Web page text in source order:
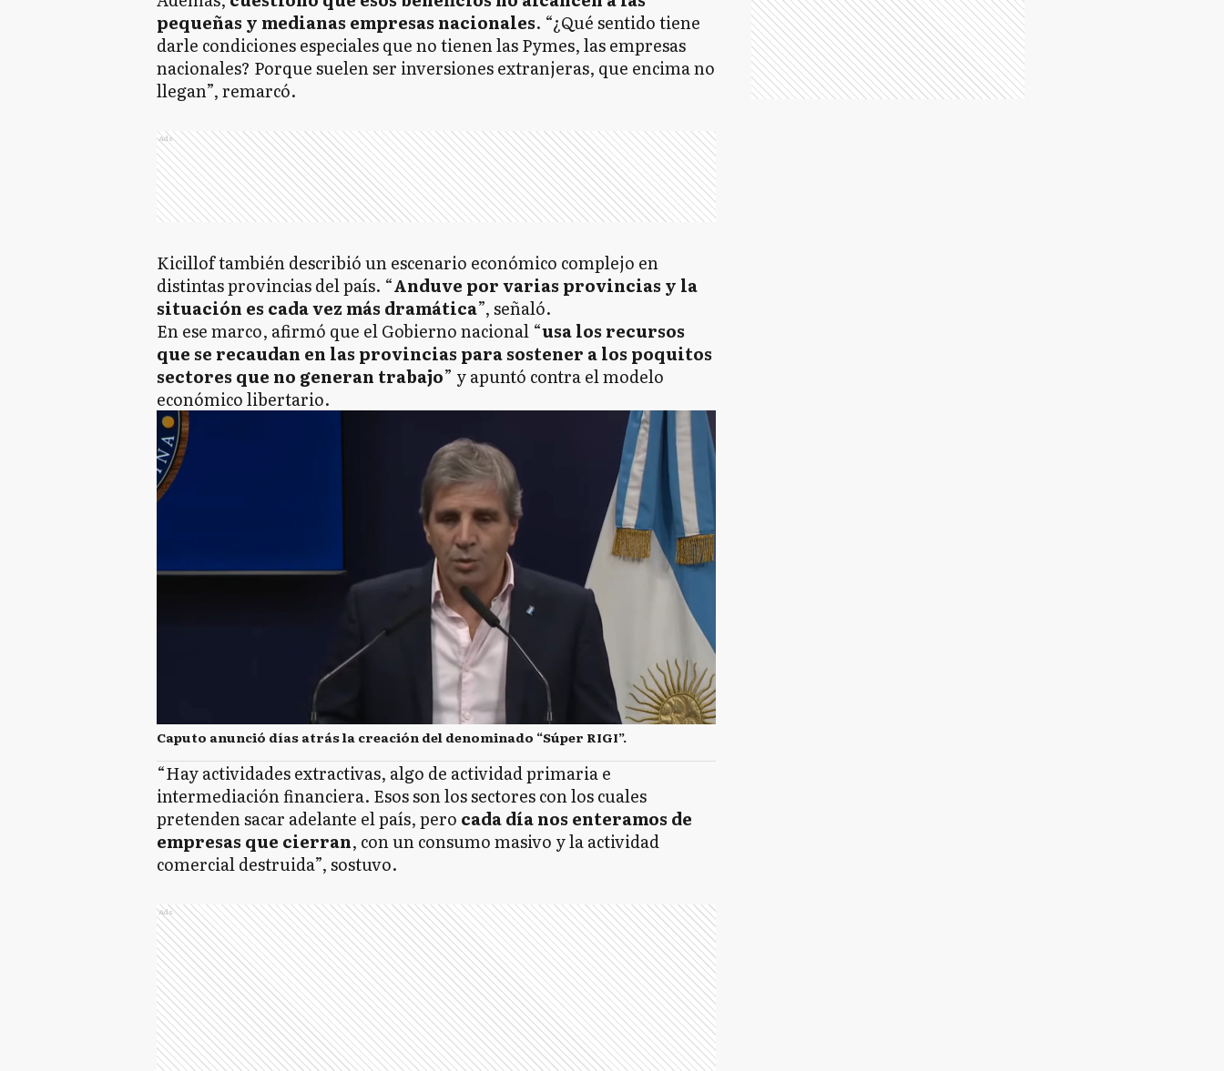
pequeñas y medianas empresas nacionales. “¿Qué sentido tiene
darle condiciones especiales que no tienen las Pymes, las empresas
nacionales? Porque suelen ser inversiones extranjeras, que encima no
llegan”, remarcó.
Ads
Kicillof también describió un escenario económico complejo en
distintas provincias del país. “Anduve por varias provincias y la
situación es cada vez más dramática”, señaló.
En ese marco, afirmó que el Gobierno nacional “usa los recursos
que se recaudan en las provincias para sostener a los poquitos
sectores que no generan trabajo” y apuntó contra el modelo
económico libertario.
Caputo anunció días atrás la creación del denominado “Súper RIGI”.
“Hay actividades extractivas, algo de actividad primaria e
intermediación financiera. Esos son los sectores con los cuales
pretenden sacar adelante el país, pero cada día nos enteramos de
empresas que cierran, con un consumo masivo y la actividad
comercial destruida”, sostuvo.
Ads